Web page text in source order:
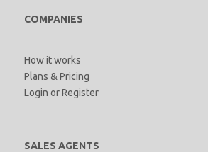
COMPANIES
How it works
Plans & Pricing
Login orRegister
SALES AGENTS